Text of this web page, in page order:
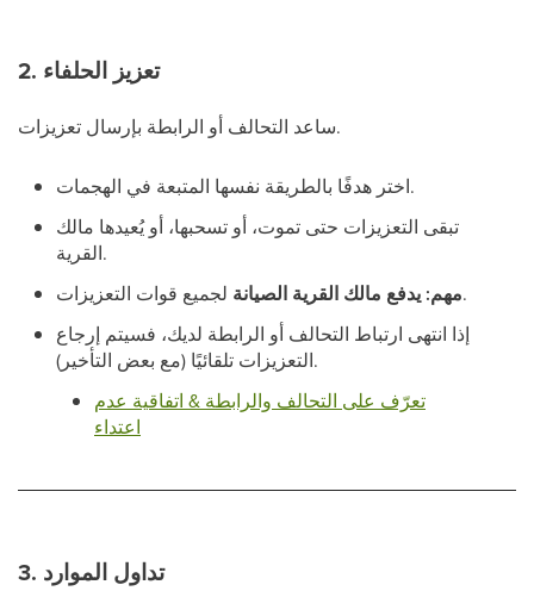
2. تعزيز الحلفاء
ساعد التحالف أو الرابطة بإرسال تعزيزات.
اختر هدفًا بالطريقة نفسها المتبعة في الهجمات.
تبقى التعزيزات حتى تموت، أو تسحبها، أو يُعيدها مالك
القرية.
مهم: يدفع مالك القرية الصيانة
لجميع قوات التعزيزات.
إذا انتهى ارتباط التحالف أو الرابطة لديك، فسيتم إرجاع
التعزيزات تلقائيًا (مع بعض التأخير).
تعرّف على التحالف والرابطة & اتفاقية عدم
اعتداء
3. تداول الموارد